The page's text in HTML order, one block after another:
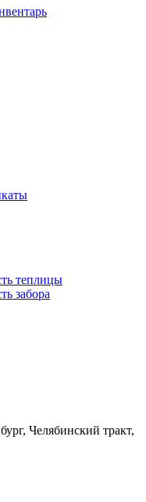
теплицы
забора
Челябинский тракт,